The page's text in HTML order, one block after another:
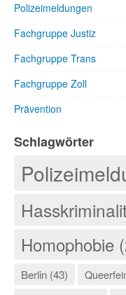
Polizeimeldungen
Fachgruppe Justiz
Fachgruppe Trans
Fachgruppe Zoll
Prävention
Schlagwörter
Homophobie
Berlin (43)